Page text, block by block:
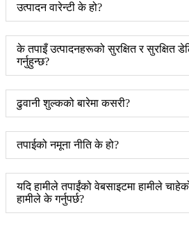
उत्पादन वारेन्टी के हो?
के तपाइँ उत्पादनहरूको सुरक्षित र सुरक्षित
गर्नुहुन्छ?
ढुवानी शुल्कको बारेमा कसरी?
तपाईको नमूना नीति के हो?
यदि हामीले तपाईंको वेबसाइटमा हामीले
हामीले के गर्नुपर्छ?